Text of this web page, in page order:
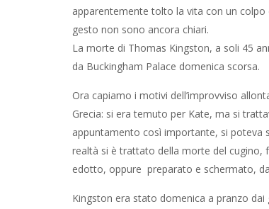
apparentemente tolto la vita con un colpo
gesto non sono ancora chiari.
La morte di Thomas Kingston, a soli 45
da Buckingham Palace domenica scorsa.
Ora capiamo i motivi dell’improvviso
Grecia: si era temuto per Kate, ma si
appuntamento così importante, si poteva
realtà si è trattato della morte del cugino,
edotto, oppure preparato e schermato,
Kingston era stato domenica a pranzo